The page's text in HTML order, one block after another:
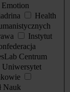
Emotion
Health
Instytut
Centrum
Uniwersytet
Nauk